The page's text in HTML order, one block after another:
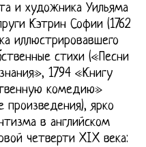
и художника Уильяма
Кэтрин Софии (1762
иллюстрировавшего
стихи («Песни
1794 «Книгу
комедию»
ярко
в английском
четверти XIX века: